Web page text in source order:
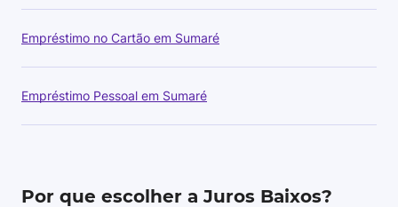
Empréstimo no Cartão em Sumaré
Empréstimo Pessoal em Sumaré
Por que escolher a Juros Baixos?